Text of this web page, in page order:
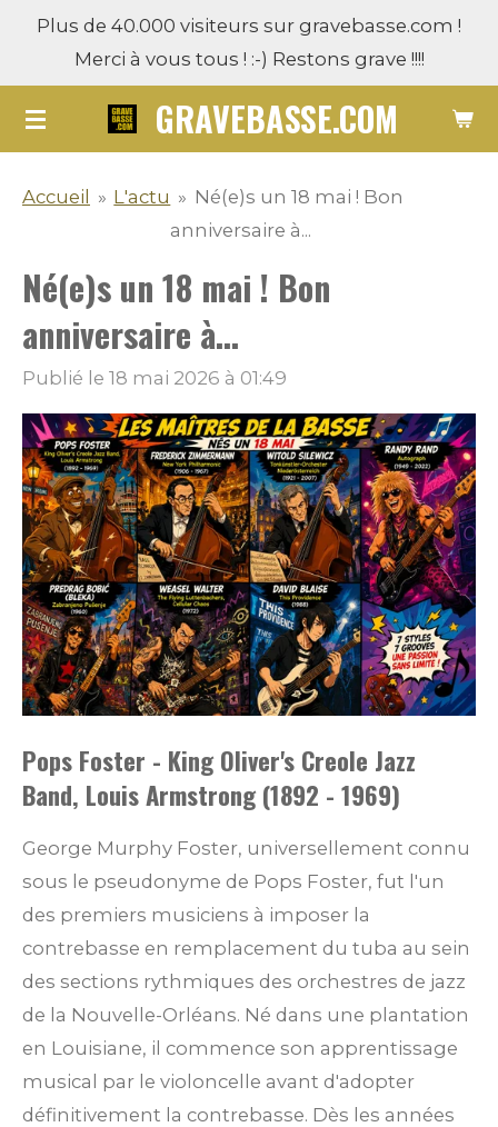
Passer
contenu
principal
GRAVEBASSE.COM
Plus de 40.000 visiteurs sur gravebasse.com !
Merci à vous tous ! :-) Restons grave !!!!
Accueil » L'actu » Né(e)s un 18 mai ! Bon
anniversaire à...
Né(e)s un 18 mai ! Bon
anniversaire à...
Publié le 18 mai 2026 à 01:49
Pops Foster - King Oliver's Creole Jazz
Band, Louis Armstrong (1892 - 1969)
George Murphy Foster, universellement connu
sous le pseudonyme de Pops Foster, fut l'un
des premiers musiciens à imposer la
contrebasse en remplacement du tuba au sein
des sections rythmiques des orchestres de jazz
de la Nouvelle-Orléans. Né dans une plantation
en Louisiane, il commence son apprentissage
musical par le violoncelle avant d'adopter
définitivement la contrebasse. Dès les années